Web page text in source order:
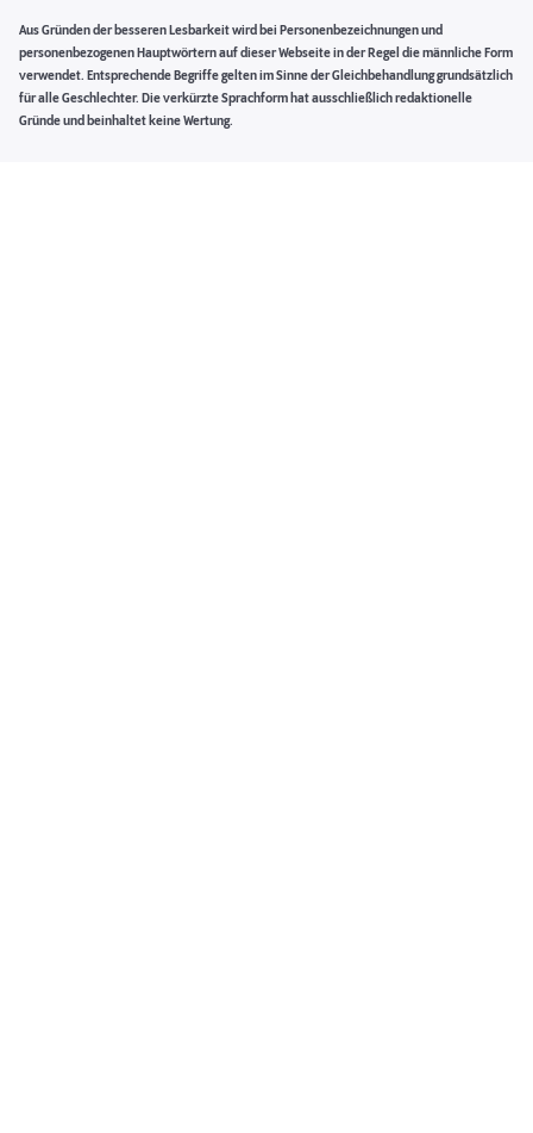
Aus Gründen der besseren Lesbarkeit wird bei Personenbezeichnungen und
personenbezogenen Hauptwörtern auf dieser Webseite in der Regel die männliche Form
verwendet. Entsprechende Begriffe gelten im Sinne der Gleichbehandlung grundsätzlich
für alle Geschlechter. Die verkürzte Sprachform hat ausschließlich redaktionelle
Gründe und beinhaltet keine Wertung.